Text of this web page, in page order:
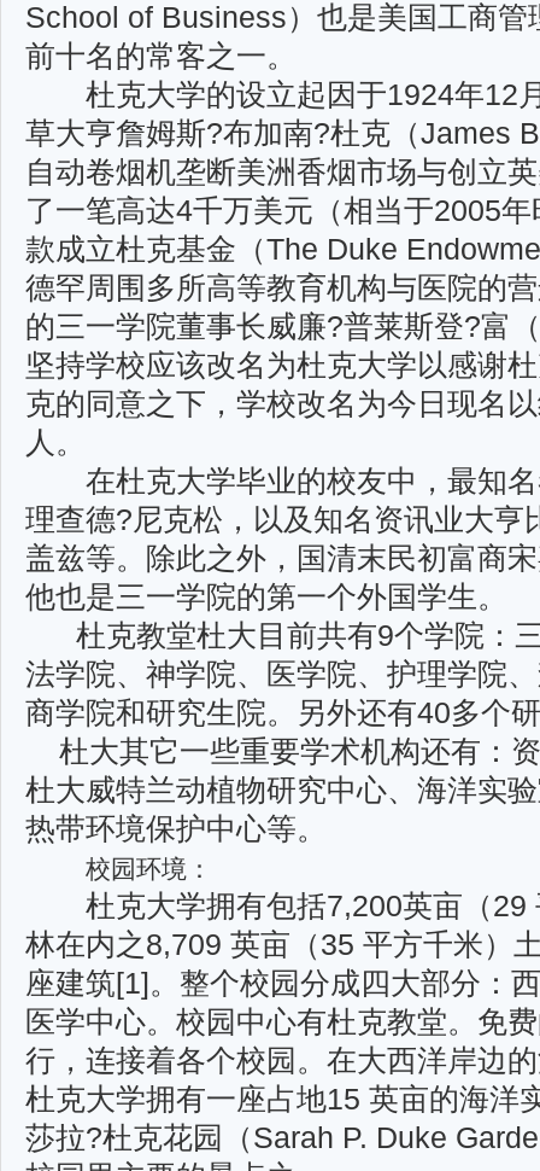
School of Business）也是美国工商管
前十名的常客之一。
杜克大学的设立起因于1924年12
草大亨詹姆斯?布加南?杜克（James
自动卷烟机垄断美洲香烟市场与创立
了一笔高达4千万美元（相当于2005
款成立杜克基金（The Duke
德罕周围多所高等教育机构与医院的
的三一学院董事长威廉?普莱斯登?富
坚持学校应该改名为杜克大学以感谢
克的同意之下，学校改名为今日现名
人。
在杜克大学毕业的校友中，最知名
理查德?尼克松，以及知名资讯业大亨
盖兹等。除此之外，国清末民初富商
他也是三一学院的第一个外国学生。
杜克教堂杜大目前共有9个学院：
法学院、神学院、医学院、护理学院
商学院和研究生院。另外还有40多个
杜大其它一些重要学术机构还有：
杜大威特兰动植物研究中心、海洋实
热带环境保护中心等。
校园环境：
杜克大学拥有包括7,200英亩（29
林在内之8,709 英亩（35 平方千米）
座建筑[1]。整个校园分成四大部分：
医学中心。校园中心有杜克教堂。免
行，连接着各个校园。在大西洋岸边
杜克大学拥有一座占地15 英亩的海洋
莎拉?杜克花园（Sarah P. Duke